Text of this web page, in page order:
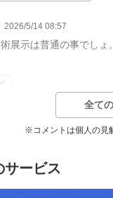
2026/5/14 08:57
展示は普通の事でしょ。
全て
※コメントは個人の見
サービス